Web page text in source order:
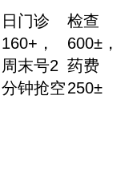
日门诊
160+，
周末号2
分钟抢空
检查
600±，
药费
250±